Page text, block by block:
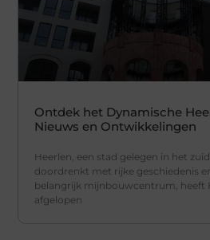
Ontdek het Dynamische
Nieuws en Ontwikkelingen
Heerlen, een stad gelegen in het
doordrenkt met rijke geschiedenis
belangrijk mijnbouwcentrum, heeft
afgelopen